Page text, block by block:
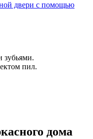
двери с помощью
зубьями.
пил.
дома